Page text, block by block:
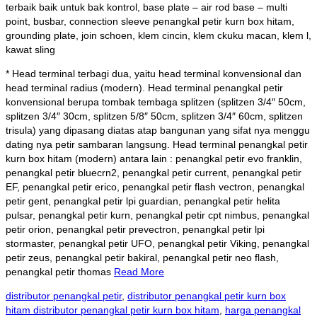
terbaik baik untuk bak kontrol, base plate – air rod base – multi
point, busbar, connection sleeve penangkal petir kurn box hitam,
grounding plate, join schoen, klem cincin, klem ckuku macan, klem l,
kawat sling
* Head terminal terbagi dua, yaitu head terminal konvensional dan
head terminal radius (modern). Head terminal penangkal petir
konvensional berupa tombak tembaga splitzen (splitzen 3/4″ 50cm,
splitzen 3/4″ 30cm, splitzen 5/8″ 50cm, splitzen 3/4″ 60cm, splitzen
trisula) yang dipasang diatas atap bangunan yang sifat nya menggu
dating nya petir sambaran langsung. Head terminal penangkal petir
kurn box hitam (modern) antara lain : penangkal petir evo franklin,
penangkal petir bluecrn2, penangkal petir current, penangkal petir
EF, penangkal petir erico, penangkal petir flash vectron, penangkal
petir gent, penangkal petir lpi guardian, penangkal petir helita
pulsar, penangkal petir kurn, penangkal petir cpt nimbus, penangkal
petir orion, penangkal petir prevectron, penangkal petir lpi
stormaster, penangkal petir UFO, penangkal petir Viking, penangkal
petir zeus, penangkal petir bakiral, penangkal petir neo flash,
penangkal petir thomas Read More
distributor penangkal petir, distributor penangkal petir kurn box
hitam distributor penangkal petir kurn box hitam
harga penangkal